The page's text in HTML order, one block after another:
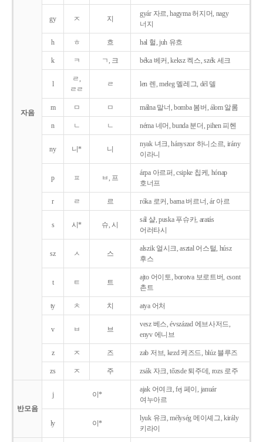
자음
gy ㅈ 지
gyár 자르, hagyma 허지머, nagy
너지
h ㅎ 흐 hal 헐, juh 유흐
k ㅋ ㄱ, 크 béka 베커, keksz 켁스, szék 세크
l
ㄹ,
ㄹㄹ
ㄹ len 렌, meleg 멜레그, dél 델
m ㅁ ㅁ málna 말너, bomba 봄버, álom 알롬
n ㄴ ㄴ néma 네머, bunda 분더, pihen 피헨
ny 니* 니
nyak 녀크, hányszor 하니소르, irány
이라니
p ㅍ ㅂ, 프
árpa 아르퍼, csipke 칩케, hónap
호너프
r ㄹ 르 róka 로커, barna 버르너, ár 아르
s 시* 슈, 시
sál 샬, puska 푸슈카, aratás
어러타시
sz ㅅ 스
alszik 얼시크, asztal 어스털, húsz
후스
t ㅌ 트
ajto 어이토, borotva 보로트버, csont
촌트
ty ㅊ 치 atya 어처
v ㅂ 브
vesz 베스, évszázad 에브사저드,
enyv 에니브
z ㅈ 즈 zab 저브, kezd 케즈드, blúz 블루즈
zs ㅈ 주 zsák 자크, tőzsde 퇴주데, rozs 로주
반모음
j 이*
ajak 어여크, fej 페이, január
여누아르
ly 이*
lyuk 유크, mélység 메이셰그, király
키라이